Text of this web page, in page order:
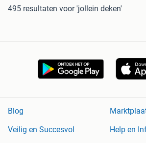
495 resultaten voor 'jollein deken'
Blog
Veilig en Succesvol
Help en